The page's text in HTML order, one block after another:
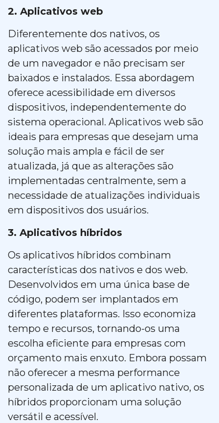
2. Aplicativos web
Diferentemente dos nativos, os
aplicativos web são acessados por meio
de um navegador e não precisam ser
baixados e instalados. Essa abordagem
oferece acessibilidade em diversos
dispositivos, independentemente do
sistema operacional. Aplicativos web são
ideais para empresas que desejam uma
solução mais ampla e fácil de ser
atualizada, já que as alterações são
implementadas centralmente, sem a
necessidade de atualizações individuais
em dispositivos dos usuários.
3. Aplicativos híbridos
Os aplicativos híbridos combinam
características dos nativos e dos web.
Desenvolvidos em uma única base de
código, podem ser implantados em
diferentes plataformas. Isso economiza
tempo e recursos, tornando-os uma
escolha eficiente para empresas com
orçamento mais enxuto. Embora possam
não oferecer a mesma performance
personalizada de um aplicativo nativo, os
híbridos proporcionam uma solução
versátil e acessível.